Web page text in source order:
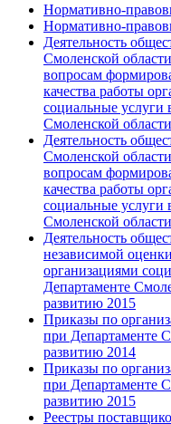
Нормативно-
Нормативно-
Деятельность
Смоленской
вопросам
качества работы
социальные услуги
Смоленской
Деятельность
Смоленской
вопросам
качества работы
социальные услуги
Смоленской
Деятельность
независимой
организациями
Департаменте
развитию 2015
Приказы по
при Департаменте
развитию 2014
Приказы по
при Департаменте
развитию 2015
Реестры